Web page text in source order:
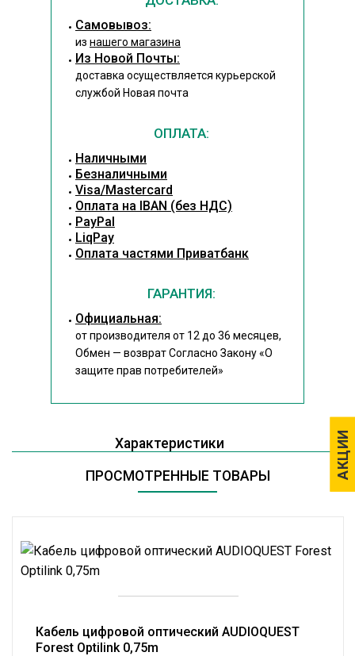
АКЦИИ
АКЦИИ
Cамовывоз:
из нашего магазина
Из Новой Почты:
доставка осуществляется курьерской
службой Новая почта
ОПЛАТА:
Наличными
Безналичными
Visa/Mastercard
Оплата на IBAN (без НДС)
PayPal
LiqPay
Оплата частями Приватбанк
ГАРАНТИЯ:
Официальная:
от производителя от 12 до 36 месяцев,
Обмен — возврат Согласно Закону«О
защите прав потребителей»
Характеристики
ПРОСМОТРЕННЫЕ ТОВАРЫ
Кабель цифровой оптический AUDIOQUEST
Forest Optilink 0,75m